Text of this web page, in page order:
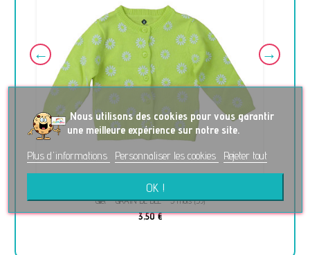
Gilet - GRAIN DE BLÉ - 3 mois (59)
3,50 €
Nous utilisons des cookies pour vous garantir
une meilleure expérience sur notre site.
Plus d'informations
Personnaliser les cookies Rejeter tout
OK !